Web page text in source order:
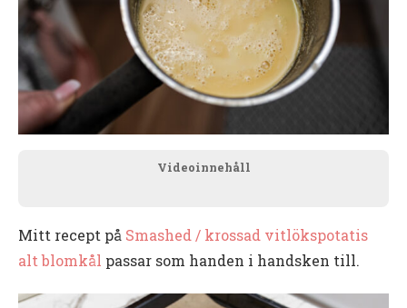
Videoinnehåll
Mitt recept på Smashed / krossad vitlökspotatis
alt blomkål passar som handen i handsken till.